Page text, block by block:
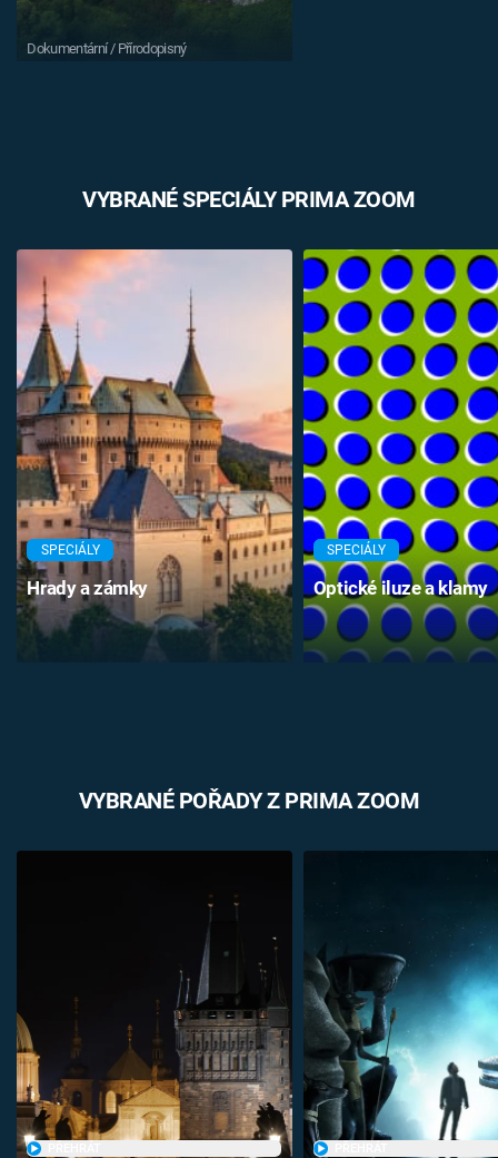
Dokumentární / Přírodopisný
VYBRANÉ SPECIÁLY PRIMA ZOOM
SPECIÁLY
Hrady a zámky
SPECIÁLY
Optické iluze a klamy
VYBRANÉ POŘADY Z PRIMA ZOOM